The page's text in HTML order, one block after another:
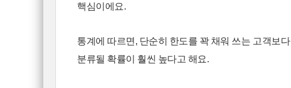
핵심이에요.
통계에 따르면, 단순히 한도를 꽉 채워 쓰는 고객보다
분류될 확률이 훨씬 높다고 해요.